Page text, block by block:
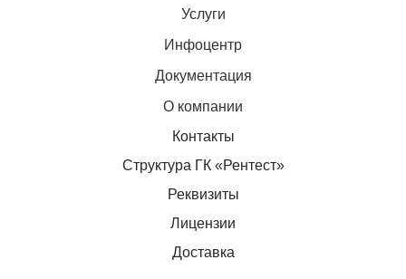
Услуги
Инфоцентр
Документация
О компании
Контакты
Структура ГК «Рентест»
Реквизиты
Лицензии
Доставка